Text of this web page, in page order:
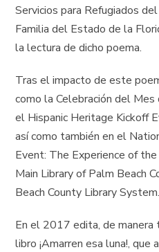
Servicios para Refugiados
Familia del Estado de la
la lectura de dicho poema.
Tras el impacto de este
como la Celebración del Mes
el Hispanic Heritage Kickoff
así como también en el
Event: The Experience of
Main Library of Palm Beach
Beach County Library System.
En el 2017 edita, de
libro ¡Amarren esa luna!, que